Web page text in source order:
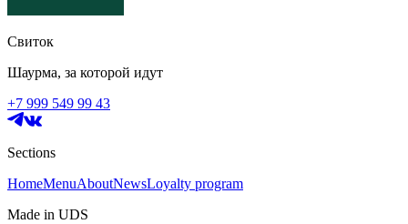
Свиток
Шаурма, за которой идут
+7 999 549 99 43
Sections
HomeMenuAboutNewsLoyalty program
Made in UDS